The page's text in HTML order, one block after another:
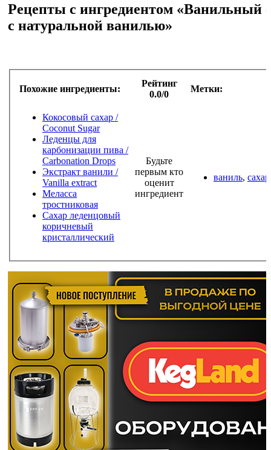
Рецепты с ингредиентом «Ванильный
с натуральной ванилью»
Похожие ингредиенты:
Рейтинг
0.0/0
Метки:
Кокосовый сахар /
Coconut Sugar
Леденцы для
карбонизации пива /
Сarbonation Drops
Экстракт ванили /
Vanilla extract
Меласса
тростниковая
Сахар леденцовый
коричневый
кристаллический
Будьте
первым кто
оценит
ингредиент
ваниль, сахар